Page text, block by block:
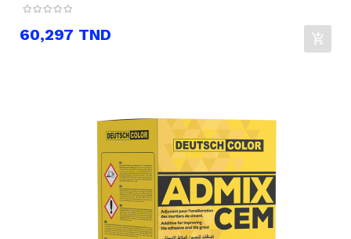
Prix
60,297 TND